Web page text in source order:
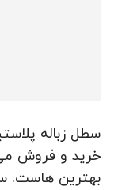
سطل زباله
خرید و فروش
بهترین هاست.